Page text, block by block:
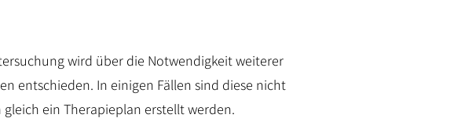
wird über die Notwendigkeit weiterer
entschieden. In einigen Fällen sind diese nicht
ein Therapieplan erstellt werden.